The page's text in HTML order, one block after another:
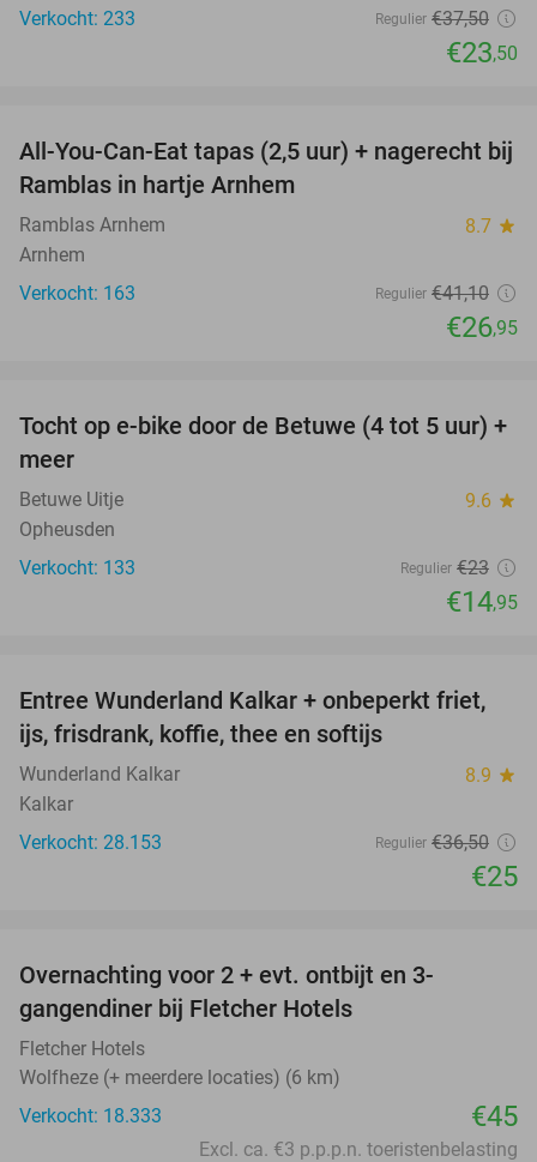
Verkocht: 233 Regulier €37,50
€23,50
34%
All-You-Can-Eat tapas (2,5 uur) + nagerecht bij
Ramblas in hartje Arnhem
Ramblas Arnhem 8.7 star
Arnhem
Verkocht: 163
Regulier €41,10
€26,95
35%
Tocht op e-bike door de Betuwe (4 tot 5 uur) +
meer
Betuwe Uitje 9.6 star
Opheusden
Verkocht: 133
Regulier €23
€14,95
32%
Entree Wunderland Kalkar + onbeperkt friet,
ijs, frisdrank, koffie, thee en softijs
Wunderland Kalkar 8.9 star
Kalkar
Verkocht: 28.153
Regulier €36,50
€25
Overnachting voor 2 + evt. ontbijt en 3-
gangendiner bij Fletcher Hotels
Fletcher Hotels
Wolfheze (+ meerdere locaties) (6 km)
Verkocht: 18.333
€45
Excl. ca. €3 p.p.p.n. toeristenbelasting